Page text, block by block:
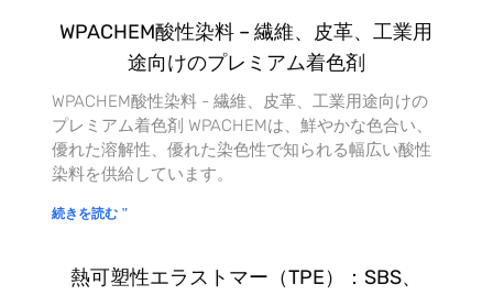
WPACHEM酸性染料 – 繊維、皮革、工業用
途向けのプレミアム着色剤
WPACHEM酸性染料 - 繊維、皮革、工業用途向けの
プレミアム着色剤 WPACHEMは、鮮やかな色合い、
優れた溶解性、優れた染色性で知られる幅広い酸性
染料を供給しています。
続きを読む "
熱可塑性エラストマー（TPE）：SBS、